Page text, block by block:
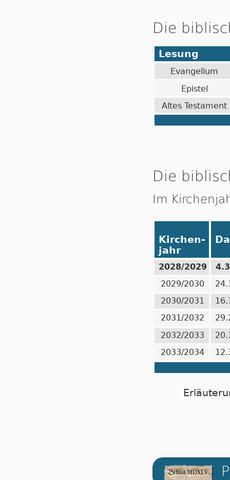
Die
Lesung
Evangelium
Epistel
Altes Testament
Die
Im
Kirchen-
jahr
2028/2029
2029/2030
2030/2031
2031/2032
2032/2033
2033/2034